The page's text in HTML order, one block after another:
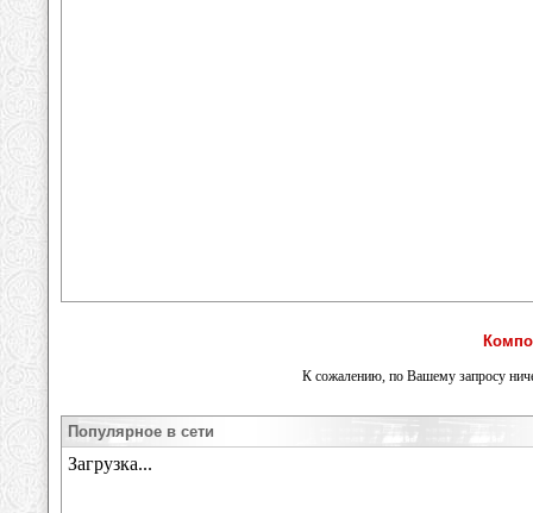
К сожалению, по Вашему запросу
Популярное в сети